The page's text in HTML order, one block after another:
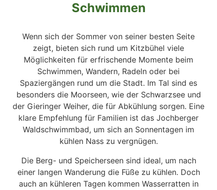
Schwimmen
Wenn sich der Sommer von seiner besten Seite
zeigt, bieten sich rund um Kitzbühel viele
Möglichkeiten für erfrischende Momente beim
Schwimmen, Wandern, Radeln oder bei
Spaziergängen rund um die Stadt. Im Tal sind es
besonders die Moorseen, wie der Schwarzsee und
der Gieringer Weiher, die für Abkühlung sorgen. Eine
klare Empfehlung für Familien ist das Jochberger
Waldschwimmbad, um sich an Sonnentagen im
kühlen Nass zu vergnügen.
Die Berg- und Speicherseen sind ideal, um nach
einer langen Wanderung die Füße zu kühlen. Doch
auch an kühleren Tagen kommen Wasserratten in